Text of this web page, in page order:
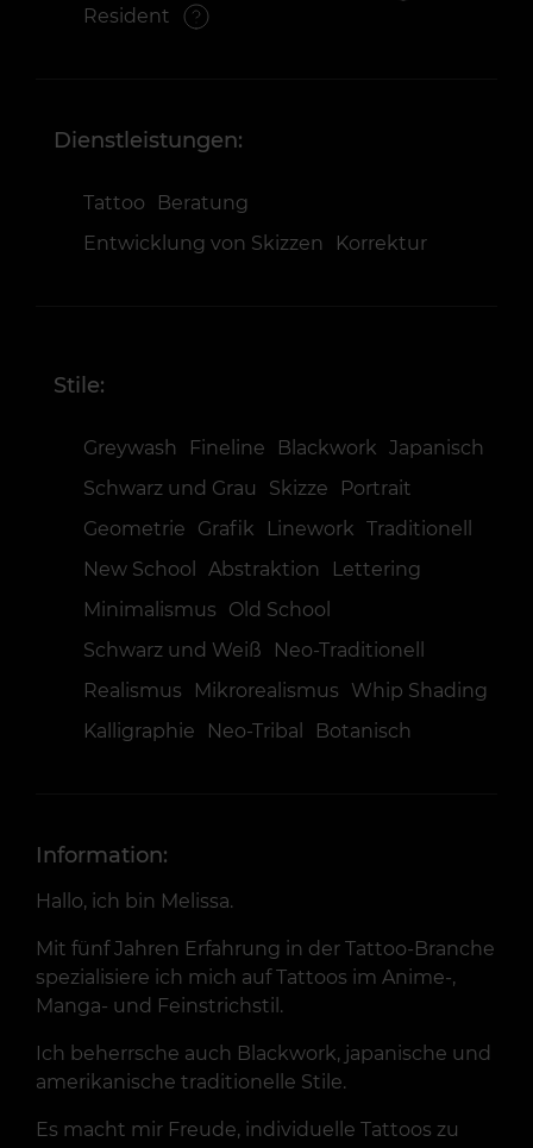
Resident
Dienstleistungen:
Tattoo
Beratung
Entwicklung von Skizzen
Korrektur
Stile:
Greywash Fineline Blackwork Japanisch
Schwarz und Grau
Skizze
Portrait
Geometrie
Grafik Linework Traditionell
New School
Abstraktion
Lettering
Minimalismus
Old School
Schwarz und Weiß
Neo-Traditionell
Realismus
Mikrorealismus
Whip Shading
Kalligraphie
Neo-Tribal Botanisch
Information:
Hallo, ich bin Melissa.
Mit fünf Jahren Erfahrung in der Tattoo-Branche
spezialisiere ich mich auf Tattoos im Anime-,
Manga- und Feinstrichstil.
Ich beherrsche auch Blackwork, japanische und
amerikanische traditionelle Stile.
Es macht mir Freude, individuelle Tattoos zu